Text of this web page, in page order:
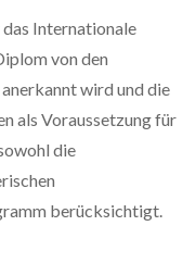
das Internationale
von den
wird und die
als Voraussetzung für
die
berücksichtigt.